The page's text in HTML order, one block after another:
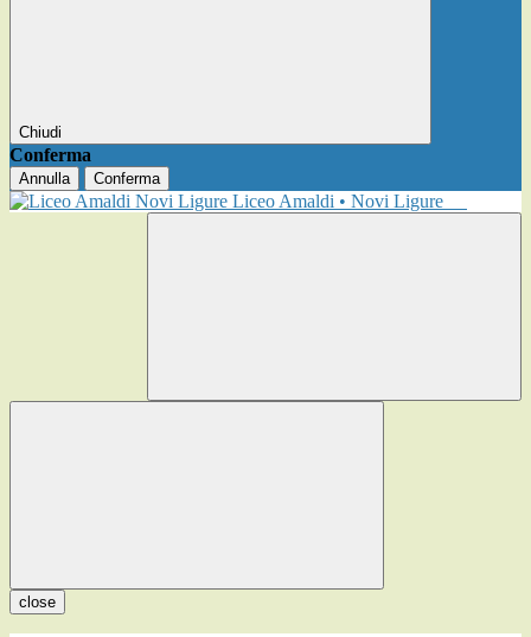
Chiudi
Conferma
Annulla Conferma
Liceo Amaldi • Novi Ligure
close